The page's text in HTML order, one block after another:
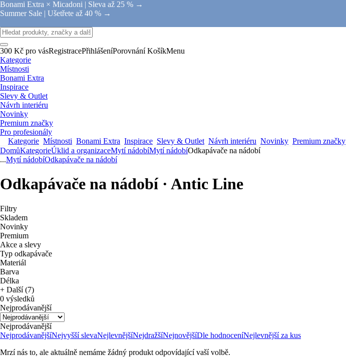
Bonami Extra × Micadoni | Sleva až 25 % →
Summer Sale | Ušetřete až 40 % →
300 Kč pro vásRegistracePřihlášeníPorovnání KošíkMenu
Kategorie
Místnosti
Bonami Extra
Inspirace
Slevy & Outlet
Návrh interiéru
Novinky
Premium značky
Pro profesionály
Kategorie Místnosti Bonami Extra Inspirace Slevy & Outlet Návrh interiéru Novinky Premium značky
DomůKategorieÚklid a organizaceMytí nádobíMytí nádobíOdkapávače na nádobí
...Mytí nádobíOdkapávače na nádobí
Odkapávače na nádobí · Antic Line
Filtry
Skladem
Novinky
Premium
Akce a slevy
Typ odkapávače
Materiál
Barva
Délka
+ Další (7)
0 výsledků
Nejprodávanější
Nejprodávanější
NejprodávanějšíNejvyšší slevaNejlevnějšíNejdražšíNejnovějšíDle hodnoceníNejlevnější za kus
Mrzí nás to, ale aktuálně nemáme žádný produkt odpovídající vaší volbě.